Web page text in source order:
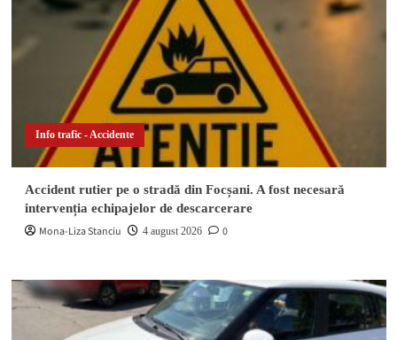
Info trafic - Accidente
Accident rutier pe o stradă din Focșani. A fost necesară
intervenția echipajelor de descarcerare
Mona-Liza Stanciu 4 august 2026 0